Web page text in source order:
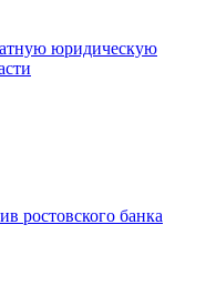
юридическую
ростовского банка